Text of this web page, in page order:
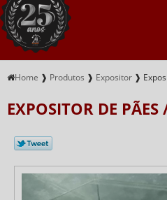
Home ❱ Produtos ❱ Expositor ❱
EXPOSITOR DE PÃES